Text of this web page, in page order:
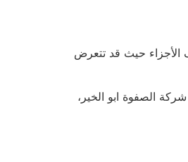
الأجزاء حيث قد تتعرض
الصفوة ابو الخير،